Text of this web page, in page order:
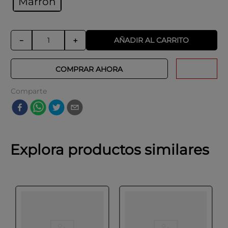
＋
－ AÑADIR AL CARRITO
COMPRAR AHORA
Comparte
Explora productos similares